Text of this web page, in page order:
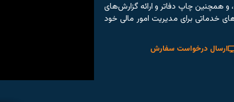
همچنین چاپ دفاتر و ارائه گزارش‌های
خدماتی برای مدیریت امور مالی خود
ارسال درخواست سفارش